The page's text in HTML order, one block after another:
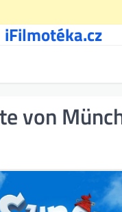
iFilmotéka.cz
von